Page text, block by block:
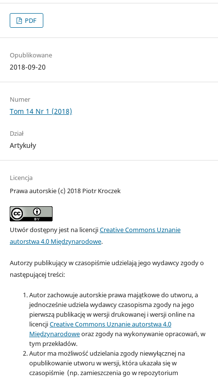
PDF
Opublikowane
2018-09-20
Numer
Tom 14 Nr 1 (2018)
Dział
Artykuły
Licencja
Prawa autorskie (c) 2018 Piotr Kroczek
Utwór dostępny jest na licencjiCreative Commons Uznanie
autorstwa 4.0 Międzynarodowe.
Autorzy publikujący w czasopiśmie udzielają jego wydawcy zgody o
następującej treści:
Autor zachowuje autorskie prawa majątkowe do utworu, a
jednocześnie udziela wydawcy czasopisma zgody na jego
pierwszą publikację w wersji drukowanej i wersji online na
licencjiCreative Commons Uznanie autorstwa 4.0
Międzynarodoweoraz zgody na wykonywanie opracowań, w
tym przekładów.
Autor ma możliwość udzielania zgody niewyłącznej na
opublikowanie utworu w wersji, która ukazała się w
czasopiśmie (np. zamieszczenia go w repozytorium